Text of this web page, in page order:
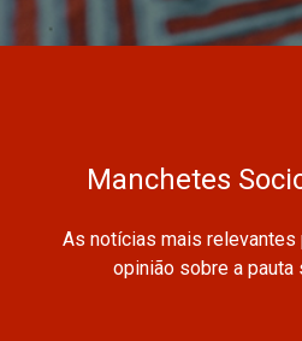
Manchetes
As notícias mais relevantes
opinião sobre a pauta